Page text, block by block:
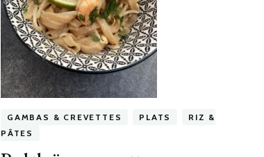
GAMBAS & CREVETTES PLATS
RIZ &
PÂTES